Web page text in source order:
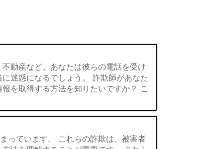
動産など。あなたは彼らの電話を受け
迷惑になるでしょう。 詐欺師があなた
を取得する方法を知りたいですか？ こ
っています。 これらの詐欺は、被害者